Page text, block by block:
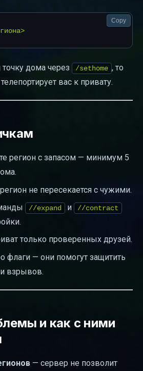
Copy
дома через /sethome , то
телепортирует вас к привату.
регион с запасом — минимум 5
не пересекается с чужими.
//expand и //contract
только проверенных друзей.
флаги — они помогут защитить
взрывов.
и как с ними
— сервер не позволит